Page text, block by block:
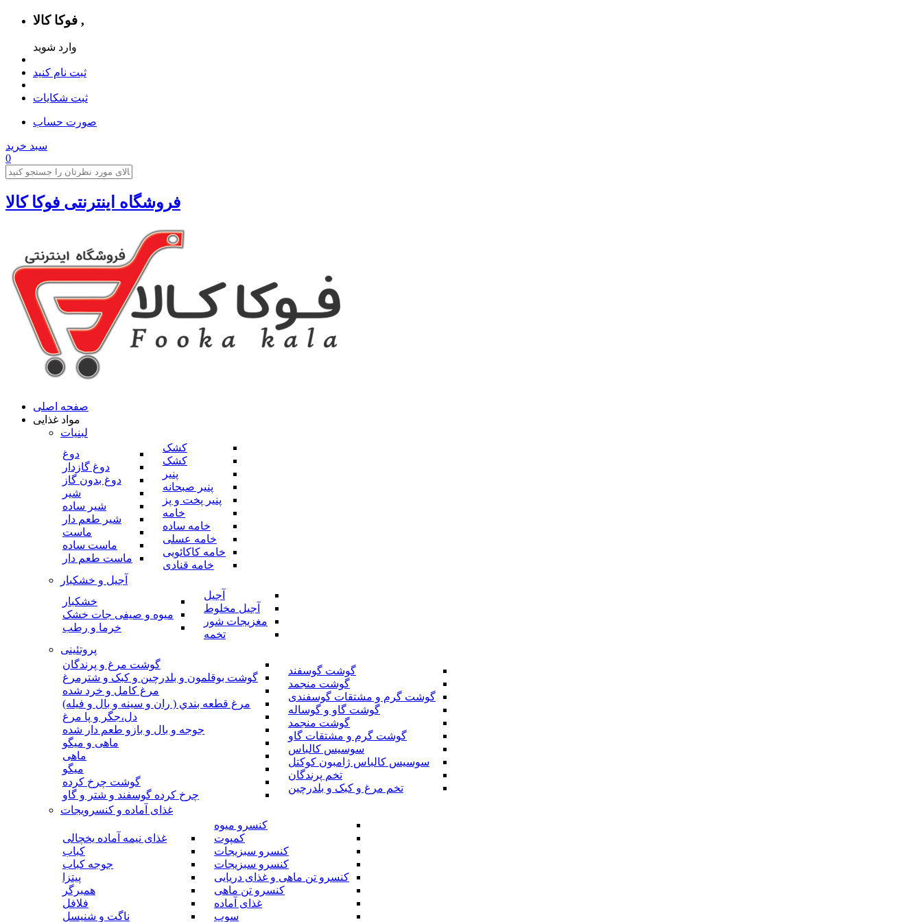
فوکا کالا ,
وارد شوید
ثبت نام کنید
ثبت شکایات
صورت حساب
سبد خرید
0
فروشگاه اینترنتی فوکا کالا
صفحه اصلی
مواد غذایی
لبنیات
کشک
کشک
پنیر
پنیر صبحانه
پنیر پخت و پز
خامه
خامه ساده
خامه عسلی
خامه کاکائویی
خامه قنادی
دوغ
دوغ گازدار
دوغ بدون گاز
شیر
شیر ساده
شیر طعم دار
ماست
ماست ساده
ماست طعم دار
آجیل و خشکبار
آجیل
آجیل مخلوط
مغزیجات شور
تخمه
خشکبار
میوه و صیفی جات خشک
خرما و رطب
پروتئینی
گوشت گوسفند
گوشت منجمد
گوشت گرم و مشتقات گوسفندی
گوشت گاو و گوساله
گوشت منجمد
گوشت گرم و مشتقات گاو
سوسیس کالباس
سوسیس کالباس ژامبون کوکتل
تخم پرندگان
تخم مرغ و کبک و بلدرچین
گوشت مرغ و پرندگان
گوشت بوقلمون و بلدرچین و کبک و شترمرغ
مرغ کامل و خرد شده
مرغ قطعه بندي ( ران و سينه و بال و فيله)
دل،جگر و پا مرغ
جوجه و بال و بازو طعم دار شده
ماهی و میگو
ماهی
میگو
گوشت چرخ کرده
چرخ کرده گوسفند و شتر و گاو
غذای آماده و کنسرویجات
کنسرو میوه
کمپوت
کنسرو سبزیجات
کنسرو سبزیجات
کنسرو تن ماهی و غذای دریایی
کنسرو تن ماهی
غذای آماده
سوپ
غذای نیمه آماده یخچالی
کباب
جوجه کباب
پیتزا
همبرگر
فلافل
ناگت و شنیسل